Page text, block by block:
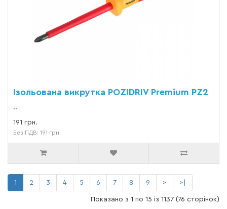
Ізольована викрутка POZIDRIV Premium PZ2
..
191 грн.
Без ПДВ: 191 грн.
1 2 3 4 5 6 7 8 9 > >|
Показано з 1 по 15 із 1137 (76 сторінок)